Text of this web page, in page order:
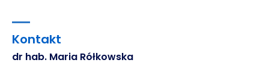
Kontakt
dr hab. Maria Rółkowska